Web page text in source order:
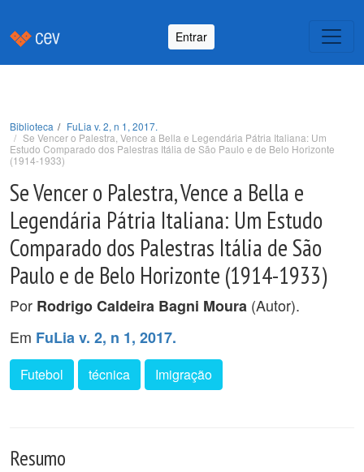
Entrar
Biblioteca
FuLia v. 2, n 1, 2017.
Se Vencer o Palestra, Vence a Bella e Legendária Pátria Italiana: Um
Estudo Comparado dos Palestras Itália de São Paulo e de Belo Horizonte
(1914-1933)
Se Vencer o Palestra, Vence a Bella e
Legendária Pátria Italiana: Um Estudo
Comparado dos Palestras Itália de São
Paulo e de Belo Horizonte (1914-1933)
Por Rodrigo Caldeira Bagni Moura (Autor).
Em FuLia v. 2, n 1, 2017.
Futebol técnica Imigração
Resumo